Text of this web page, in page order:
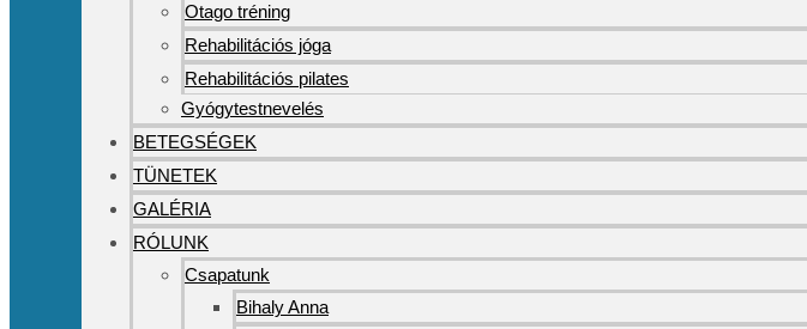
Otago tréning
Rehabilitációs jóga
Rehabilitációs pilates
Gyógytestnevelés
BETEGSÉGEK
TÜNETEK
GALÉRIA
RÓLUNK
Csapatunk
Bihaly Anna